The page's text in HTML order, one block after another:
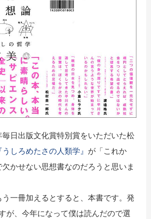
日出版文化賞特別賞をいただいた松
うしろめたさの人類学』 が「これか
かせない思想書なのだろうと思いま
一冊加えるとすると、本書です。発
が、今年になって僕は読んだので選